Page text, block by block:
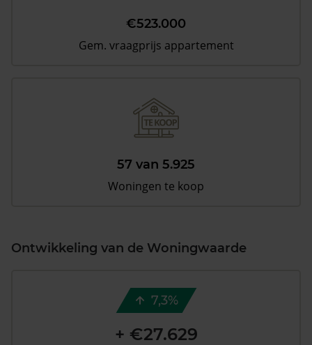
€523.000
Gem. vraagprijs appartement
57 van 5.925
Woningen te koop
Ontwikkeling van de Woningwaarde
7,3%
+ €27.629